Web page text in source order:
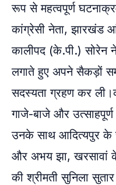
रूप से महत्वपूर्ण
कांग्रेसी नेता, झारखंड
कालीपद (के.पी.) सोरेन
लगाते हुए अपने सैकड़ों
सदस्यता ग्रहण कर
गाजे-बाजे और उत्साहपूर्ण
उनके साथ आदित्यपुर के
और अभय झा, खरसावां
की श्रीमती सुनिला